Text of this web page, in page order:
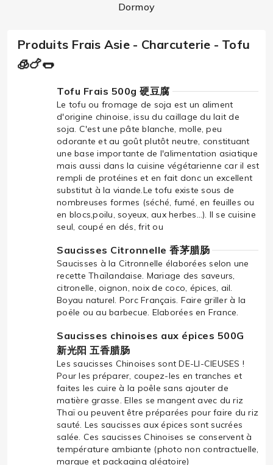
Dormoy
Produits Frais Asie - Charcuterie - Tofu
🧊🍗🌭
Tofu Frais 500g 硬豆腐
Le tofu ou fromage de soja est un aliment
d'origine chinoise, issu du caillage du lait de
soja. C'est une pâte blanche, molle, peu
odorante et au goût plutôt neutre, constituant
une base importante de l'alimentation asiatique
mais aussi dans la cuisine végétarienne car il est
rempli de protéines et en fait donc un excellent
substitut à la viande.Le tofu existe sous de
nombreuses formes (séché, fumé, en feuilles ou
en blocs,poilu, soyeux, aux herbes…). Il se cuisine
seul, coupé en dés, frit ou
Saucisses Citronnelle 香茅腊肠
Saucisses à la Citronnelle élaborées selon une
recette Thaïlandaise. Mariage des saveurs,
citronelle, oignon, noix de coco, épices, ail.
Boyau naturel. Porc Français. Faire griller à la
poële ou au barbecue. Elaborées en France.
Saucisses chinoises aux épices 500G
新光阳 五香腊肠
Les saucisses Chinoises sont DE-LI-CIEUSES !
Pour les préparer, coupez-les en tranches et
faites les cuire à la poêle sans ajouter de
matière grasse. Elles se mangent avec du riz
Thaï ou peuvent être préparées pour faire du riz
sauté. Les saucisses aux épices sont sucrées
salée. Ces saucisses Chinoises se conservent à
température ambiante (photo non contractuelle,
marque et packaging aléatoire)